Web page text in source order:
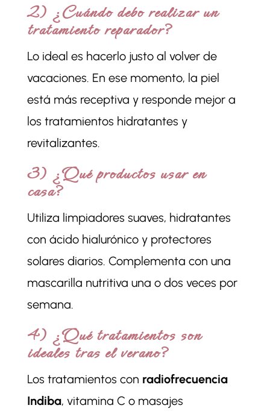
2) ¿Cuándo debo realizar un
tratamiento reparador?
Lo ideal es hacerlo justo al volver de
vacaciones. En ese momento, la piel
está más receptiva y responde mejor a
los tratamientos hidratantes y
revitalizantes.
3) ¿Qué productos usar en
casa?
Utiliza limpiadores suaves, hidratantes
con ácido hialurónico y protectores
solares diarios. Complementa con una
mascarilla nutritiva una o dos veces por
semana.
4) ¿Qué tratamientos son
ideales tras el verano?
Los tratamientos con radiofrecuencia
Indiba, vitamina C o masajes